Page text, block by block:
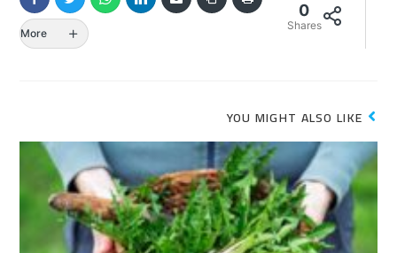
0
Shares
More
YOU MIGHT ALSO LIKE